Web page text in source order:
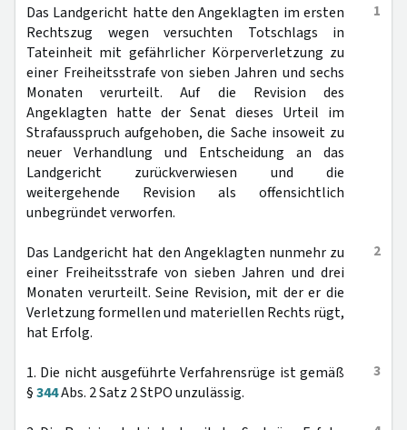
1
Das Landgericht hatte den Angeklagten im ersten
Rechtszug wegen versuchten Totschlags in
Tateinheit mit gefährlicher Körperverletzung zu
einer Freiheitsstrafe von sieben Jahren und sechs
Monaten verurteilt. Auf die Revision des
Angeklagten hatte der Senat dieses Urteil im
Strafausspruch aufgehoben, die Sache insoweit zu
neuer Verhandlung und Entscheidung an das
Landgericht zurückverwiesen und die
weitergehende Revision als offensichtlich
unbegründet verworfen.
2
Das Landgericht hat den Angeklagten nunmehr zu
einer Freiheitsstrafe von sieben Jahren und drei
Monaten verurteilt. Seine Revision, mit der er die
Verletzung formellen und materiellen Rechts rügt,
hat Erfolg.
3
1. Die nicht ausgeführte Verfahrensrüge ist gemäß
§344Abs. 2 Satz 2 StPO unzulässig.